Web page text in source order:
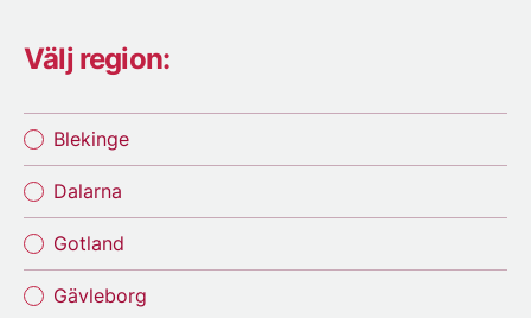
Välj region:
Blekinge
Dalarna
Gotland
Gävleborg